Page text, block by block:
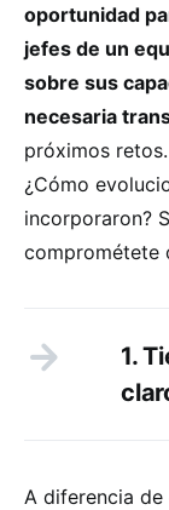
oportunidad
jefes de un
sobre sus
necesaria
próximos
¿Cómo
incorporaron?
comprométete
1.
A diferencia